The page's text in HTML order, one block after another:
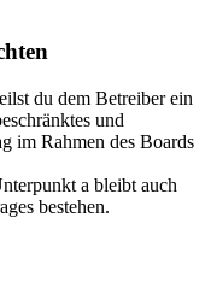
du dem Betreiber ein
und
im Rahmen des Boards
a bleibt auch
bestehen.